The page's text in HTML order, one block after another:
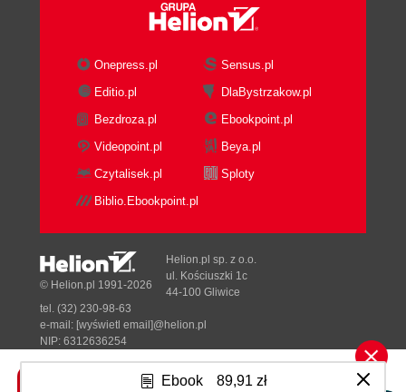
Ebook 89,91 zł
Onepress.pl
Sensus.pl
Editio.pl
DlaBystrzakow.pl
Bezdroza.pl
Ebookpoint.pl
Videopoint.pl
Beya.pl
Czytalisek.pl
Sploty
Biblio.Ebookpoint.pl
Tonik.pl
© Helion.pl 1991-2026
Helion.pl sp. z o.o.
ul. Kościuszki 1c
44-100 Gliwice
tel. (32) 230-98-63
e-mail: [wyświetl email]@helion.pl
NIP: 6312636254